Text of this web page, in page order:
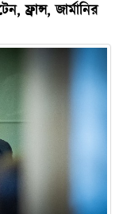
ফ্রান্স, জার্মানির